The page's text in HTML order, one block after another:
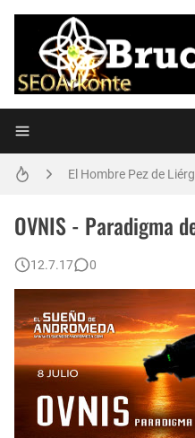
El NECRONOMICÓN
El OVNI de Calvine
OVNIS - Paradigma
12.7.17 0